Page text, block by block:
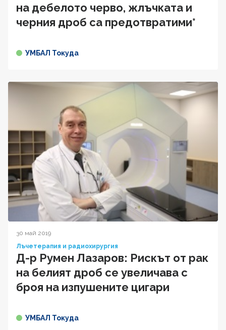
на дебелото черво, жлъчката и
черния дроб са предотвратими*
УМБАЛ Токуда
30 май 2019
Лъчетерапия и радиохирургия
Д-р Румен Лазаров: Рискът от рак
на белият дроб се увеличава с
броя на изпушените цигари
УМБАЛ Токуда